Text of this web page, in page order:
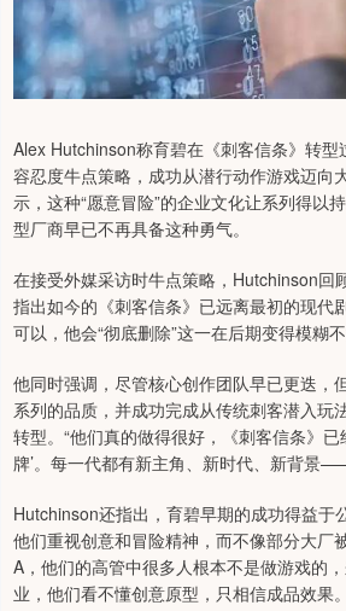
Alex Hutchinson称育碧在《刺客信条》转
容忍度牛点策略，成功从潜行动作游戏迈向
示，这种“愿意冒险”的企业文化让系列得以
型厂商早已不再具备这种勇气。
在接受外媒采访时牛点策略，Hutchinson回
指出如今的《刺客信条》已远离最初的现代
可以，他会“彻底删除”这一在后期变得模糊不
他同时强调，尽管核心创作团队早已更迭，
系列的品质，并成功完成从传统刺客潜入玩
转型。“他们真的做得很好，《刺客信条》已
牌’。每一代都有新主角、新时代、新背景
Hutchinson还指出，育碧早期的成功得益于
他们重视创意和冒险精神，而不像部分大厂
A，他们的高管中很多人根本不是做游戏的
业，他们看不懂创意原型，只相信成品效果